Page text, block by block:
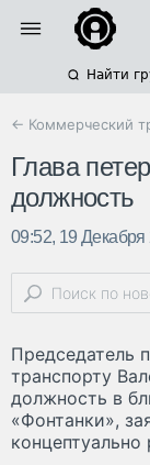
Найти
← Коммерческий
Глава
должность
09:52, 19 Декабря
Председатель
транспорту
должность в
«Фонтанки»,